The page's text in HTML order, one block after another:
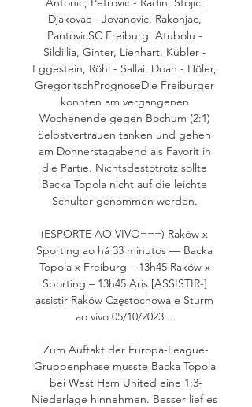
Djakovac - Jovanovic, Rakonjac,
PantovicSC Freiburg: Atubolu -
Sildillia, Ginter, Lienhart, Kübler -
Eggestein, Röhl - Sallai, Doan - Höler,
GregoritschPrognoseDie Freiburger
konnten am vergangenen
Wochenende gegen Bochum (2:1)
Selbstvertrauen tanken und gehen
am Donnerstagabend als Favorit in
die Partie. Nichtsdestotrotz sollte
Backa Topola nicht auf die leichte
Schulter genommen werden.
(ESPORTE AO VIVO===) Raków x
Sporting ao há 33 minutos — Backa
Topola x Freiburg – 13h45 Raków x
Sporting – 13h45 Aris [ASSISTIR-]
assistir Raków Częstochowa e Sturm
ao vivo 05/10/2023 ...
Zum Auftakt der Europa-League-
Gruppenphase musste Backa Topola
bei West Ham United eine 1:3-
Niederlage hinnehmen. Besser lief es